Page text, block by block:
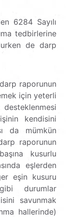
6284 Sayılı
tedbirlerine
de darp
raporunun
için yeterli
kendisini
da mümkün
raporunun
kusurlu
eşlerden
eşin kusuru
durumlar
savunmak
hallerinde)